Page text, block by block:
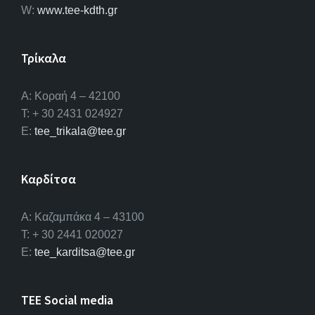
W: www.tee-kdth.gr
Τρίκαλα
Α: Κοραή 4 – 42100
T: + 30 2431 024927
E: tee_trikala@tee.gr
Καρδίτσα
Α: Καζαμπάκα 4 – 43100
T: + 30 2441 020027
E: tee_karditsa@tee.gr
TEE Social media